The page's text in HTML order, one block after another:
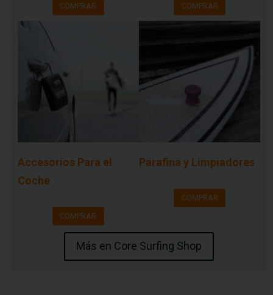
COMPRAR COMPRAR
Accesorios Para el
Coche
COMPRAR
Parafina y Limpiadores
COMPRAR
Más en Core Surfing Shop